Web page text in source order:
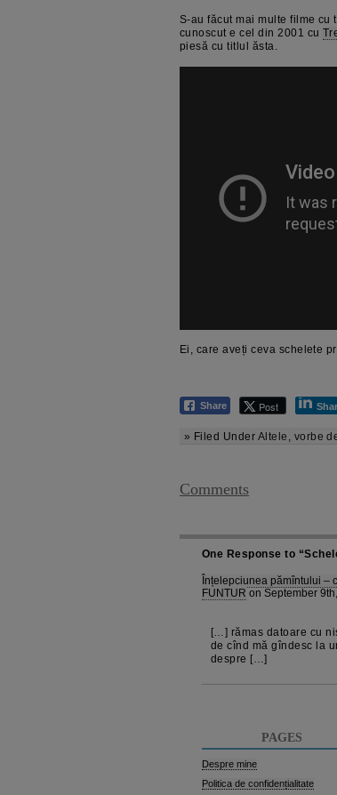
S-au făcut mai multe filme cu
cunoscut e cel din 2001 cu
piesă cu titlul ăsta.
Ei, care aveți ceva schelete
Share Post
» Filed Under Altele , vorbe
Comments
One Response to
Înțelepciunea pămîntului –
FUNTUR on September
[…] rămas datoare cu
de cînd mă gîndesc la
despre […]
PAGES
Despre mine
Politica de confidențialitate